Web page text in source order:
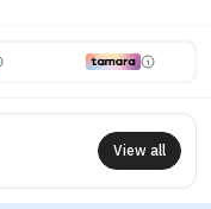
View all